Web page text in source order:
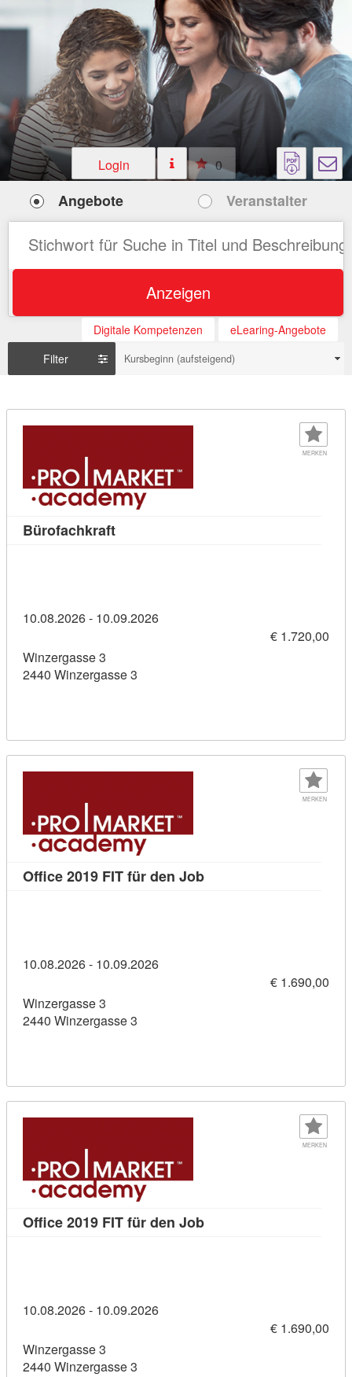
Login 0
Angebote Veranstalter
Anzeigen
Digitale Kompetenzen
eLearing-Angebote
Filter
Kursbeginn (aufsteigend)
MERKEN
BürofachkraftKursdetail: Bürofachkraft (11436375)
10.08.2026 - 10.09.2026
€ 1.720,00
Winzergasse 3
2440 Winzergasse 3
MERKEN
Office 2019 FIT für den JobKursdetail: Office 2019
10.08.2026 - 10.09.2026
€ 1.690,00
Winzergasse 3
2440 Winzergasse 3
MERKEN
Office 2019 FIT für den JobKursdetail: Office 2019
10.08.2026 - 10.09.2026
€ 1.690,00
Winzergasse 3
2440 Winzergasse 3